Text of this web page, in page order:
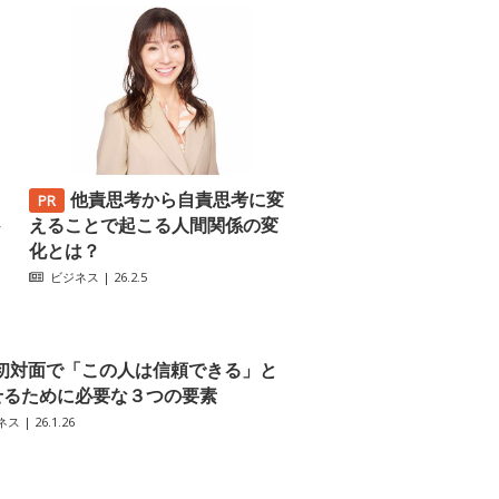
他責思考から自責思考に変
えることで起こる人間関係の変
化とは？
ビジネス | 26.2.5
対面で「この人は信頼できる」と
ために必要な３つの要素
ス | 26.1.26